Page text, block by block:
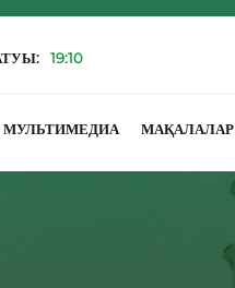
19:10
МУЛЬТИМЕДИА МАҚАЛАЛАР